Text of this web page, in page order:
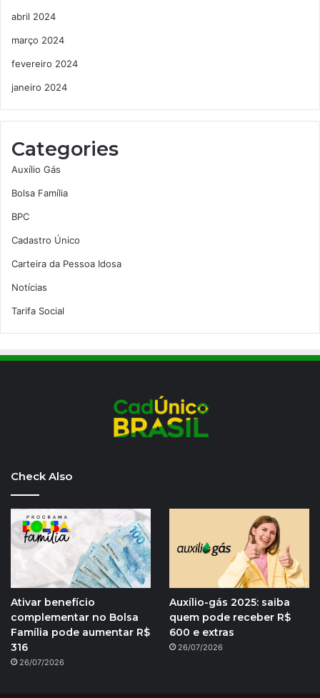
abril 2024
março 2024
fevereiro 2024
janeiro 2024
Categories
Auxílio Gás
Bolsa Família
BPC
Cadastro Único
Carteira da Pessoa Idosa
Notícias
Tarifa Social
Check Also
Ativar benefício
complementar no Bolsa
Família pode aumentar R$
316
26/07/2026
Auxílio-gás 2025: saiba
quem pode receber R$
600 e extras
26/07/2026